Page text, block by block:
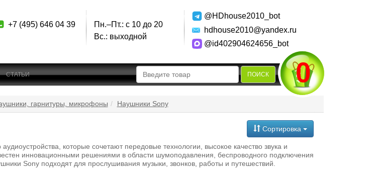
+7 (495) 646 04 39
Пн.–Пт.: с 10 до 20
Вс.: выходной
@HDhouse2010_bot
hdhouse2010@yandex.ru
@id402904624656_bot
СТАТЬИ ПОИСК 0
гарнитуры, микрофоны Наушники Sony
Сортировка
которые сочетают передовые технологии, высокое качество звука и
инновационными решениями в области шумоподавления, беспроводного подключения
Sony подходят для прослушивания музыки, звонков, работы и путешествий.